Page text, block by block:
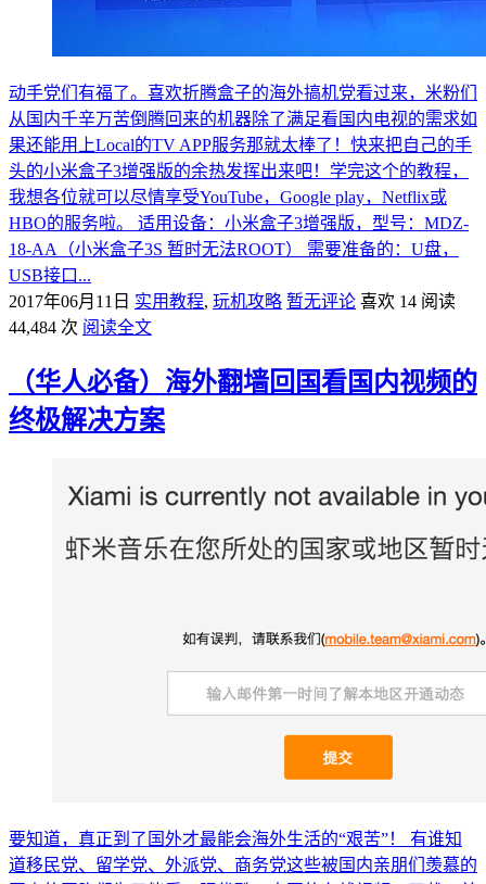
动手党们有福了。喜欢折腾盒子的海外搞机党看过来，米粉们
从国内千辛万苦倒腾回来的机器除了满足看国内电视的需求如
果还能用上Local的TV APP服务那就太棒了！快来把自己的手
头的小米盒子3增强版的余热发挥出来吧！学完这个的教程，
我想各位就可以尽情享受YouTube，Google play，Netflix或
HBO的服务啦。 适用设备：小米盒子3增强版，型号：MDZ-
18-AA（小米盒子3S 暂时无法ROOT） 需要准备的：U盘，
USB接口...
2017年06月11日 实用教程, 玩机攻略 暂无评论 喜欢 14 阅读
44,484 次 阅读全文
（华人必备）海外翻墙回国看国内视频的
终极解决方案
要知道，真正到了国外才最能会海外生活的“艰苦”！ 有谁知
道移民党、留学党、外派党、商务党这些被国内亲朋们羡慕的